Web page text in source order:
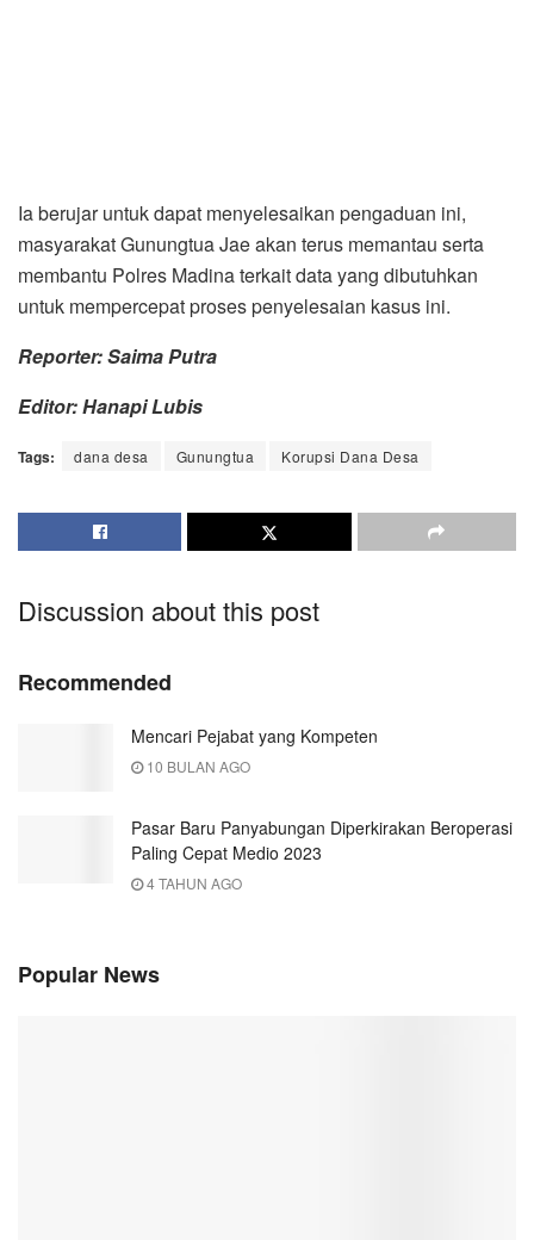
Ia berujar untuk dapat menyelesaikan pengaduan ini,
masyarakat Gunungtua Jae akan terus memantau serta
membantu Polres Madina terkait data yang dibutuhkan
untuk mempercepat proses penyelesaian kasus ini.
Reporter: Saima Putra
Editor: Hanapi Lubis
Tags: dana desa Gunungtua Korupsi Dana Desa
Discussion about this post
Recommended
Mencari Pejabat yang Kompeten
10 BULAN AGO
Pasar Baru Panyabungan Diperkirakan Beroperasi
Paling Cepat Medio 2023
4 TAHUN AGO
Popular News